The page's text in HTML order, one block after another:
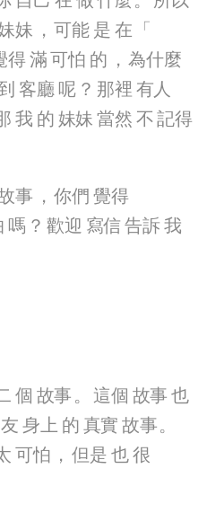
妹 ， 可能 是 在 「
得滿可怕 的 ， 為什麼
客廳 呢 ？ 那裡 有人
我 的 妹妹 當然 不記得
事 ， 你們 覺得
嗎 ？ 歡迎 寫信 告訴 我
個 故事 。 這個 故事 也
身上 的 真實 故事。
可怕 ， 但是 也很